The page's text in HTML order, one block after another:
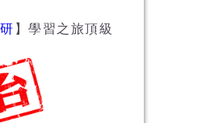
】學習之旅頂級